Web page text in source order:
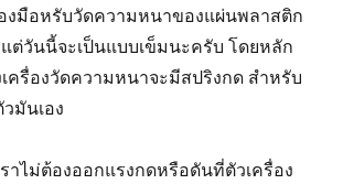
งมือหรับวัดความหนาของแผ่นพลาสติก
ต่วันนี้จะเป็นแบบเข็มนะครับ โดยหลัก
ครื่องวัดความหนาจะมีสปริงกด สำหรับ
มันเอง
าไม่ต้องออกแรงกดหรือดันที่ตัวเครื่อง